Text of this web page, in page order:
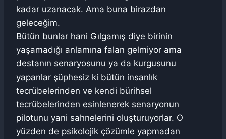
kadar uzanacak. Ama buna birazdan
geleceğim.
Bütün bunlar hani Gılgamış diye birinin
yaşamadığı anlamına falan gelmiyor ama
destanın senaryosunu ya da kurgusunu
yapanlar şüphesiz ki bütün insanlık
tecrübelerinden ve kendi bürihsel
tecrübelerinden esinlenerek senaryonun
pilotunu yani sahnelerini oluşturuyorlar. O
yüzden de psikolojik çözümle yapmadan